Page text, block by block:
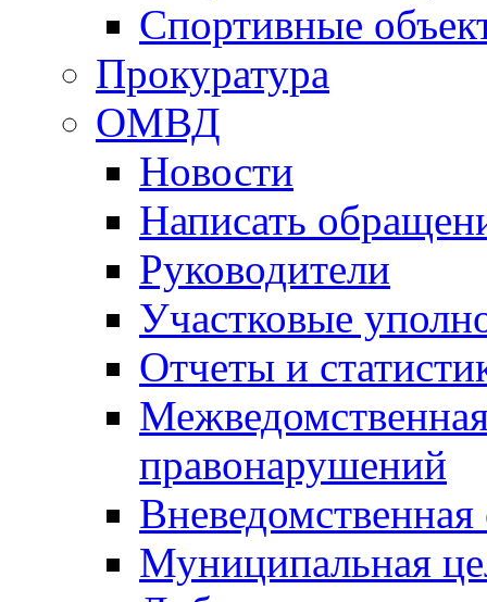
Спортивные
Прокуратура
ОМВД
Новости
Написать
Руководители
Участковые
Отчеты и
правонарушений
Вневедомственная
Муниципальная